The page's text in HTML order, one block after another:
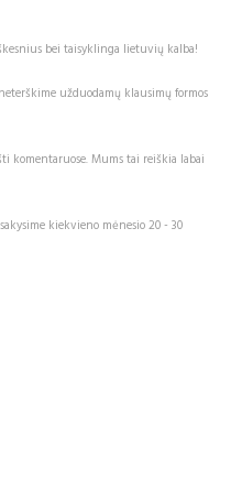
bei taisyklinga lietuvių kalba!
užduodamų klausimų formos
komentaruose. Mums tai reiškia labai
kiekvieno mėnesio 20 - 30